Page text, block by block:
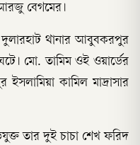
বেগমের।
দুলারহাট থানার আবুবকরপুর
মো. তামিম ওই ওয়ার্ডের
কামিল মাদ্রাসার
তার দুই চাচা শেখ ফরিদ